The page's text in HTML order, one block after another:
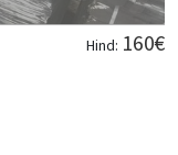
Hind: 160€